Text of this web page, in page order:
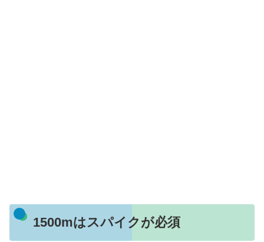
1500mはスパイクが必須